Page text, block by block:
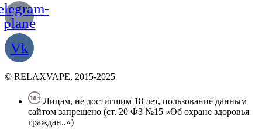
plane
Vk
© RELAXVAPE, 2015-2025
Лицам, не достигшим 18 лет, пользование данным
сайтом запрещено (ст. 20 ФЗ №15 «Об охране здоровья
граждан..»)